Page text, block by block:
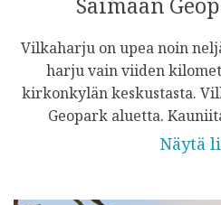
Saimaan
Vilkaharju on upea noin
harju vain viiden
kirkonkylän keskustasta.
Geopark aluetta.
Näytä